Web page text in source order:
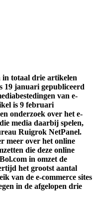
in totaal drie artikelen
19 januari gepubliceerd
van e-
is 9 februari
onderzoek over het e-
media daarbij spelen,
Ruigrok NetPanel.
meer over het online
die deze online
in omzet de
het grootst aantal
van de e-commerce sites
in de afgelopen drie